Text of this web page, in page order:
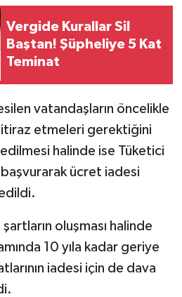
Vergide Kurallar Sil
Baştan! Şüpheliye 5 Kat
Teminat
vatandaşların öncelikle
itiraz etmeleri gerektiğini
halinde ise Tüketici
ücret iadesi
oluşması halinde
10 yıla kadar geriye
iadesi için de dava